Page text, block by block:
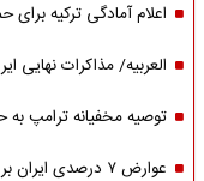
اعلام آمادگی ترکیه برای
العربیه/ مذاکرات نهایی
توصیه مخفیانه ترامپ
عوارض ۷ درصدی ایران برای کشتی‌های تجاری عبوری از تنگه هرمز